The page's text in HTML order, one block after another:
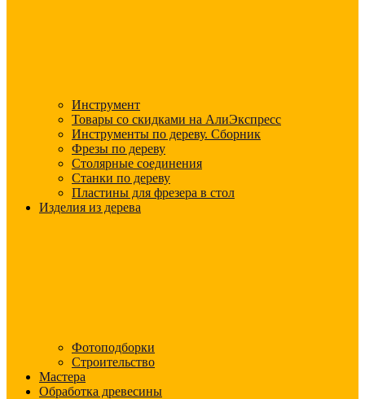
Инструмент
Товары со скидками на АлиЭкспресс
Инструменты по дереву. Сборник
Фрезы по дереву
Столярные соединения
Станки по дереву
Пластины для фрезера в стол
Изделия из дерева
Фотоподборки
Строительство
Мастера
Обработка древесины